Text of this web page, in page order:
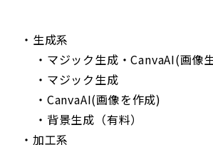
・ 生成系
・ マジック生成・CanvaAI(画像
・ マジック生成
・ CanvaAI(画像を作成)
・ 背景生成（有料）
・ 加工系